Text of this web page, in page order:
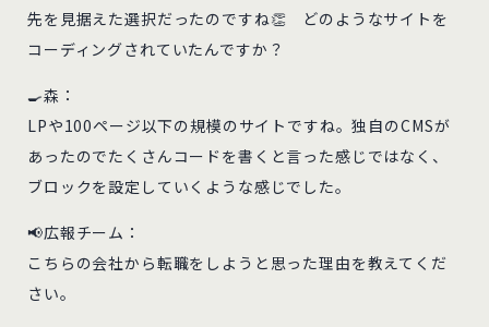
先を見据えた選択だったのですね👏 どのようなサイトを
コーディングされていたんですか？
🍳森：
LPや100ページ以下の規模のサイトですね。独自のCMSが
あったのでたくさんコードを書くと言った感じではなく、
ブロックを設定していくような感じでした。
📢広報チーム：
こちらの会社から転職をしようと思った理由を教えてくだ
さい。